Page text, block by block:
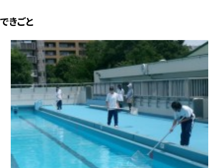
できごと